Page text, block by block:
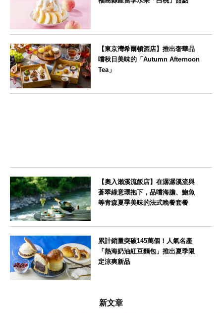
【東京灣希爾頓酒店】推出奢華品
嚐秋日美味的「Autumn Afternoon
Tea」
【奧入瀨溪流飯店】在潺潺溪流與
蒼翠綠意環抱下，品嚐海膽、鮑魚
等青森夏季美味的法式晚餐套餐
累計銷量突破145萬個！人氣名產
「熱海奶油紅豆麵包」推出夏季限
定涼爽新品
新文章